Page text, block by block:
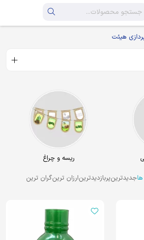
هیئت
ریسه و چراغ
جدیدترینپربازدیدترینارزان ترینگران ترین